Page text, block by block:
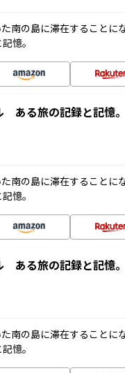
南の島に滞在することに
憶。
ある旅の記録と記憶
南の島に滞在することに
憶。
ある旅の記録と記憶
南の島に滞在することに
憶。